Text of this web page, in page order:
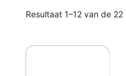
Resultaat 1–12 van de